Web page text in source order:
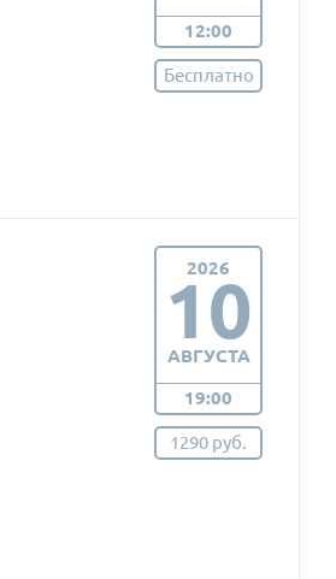
12:00
Бесплатно
2026
10
АВГУСТА
19:00
1290 руб.